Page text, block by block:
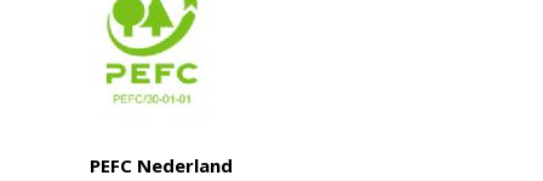
PEFC Nederland